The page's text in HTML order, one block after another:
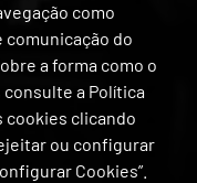
como
do
a forma como o
a Política
cookies clicando
ou configurar
Cookies”.